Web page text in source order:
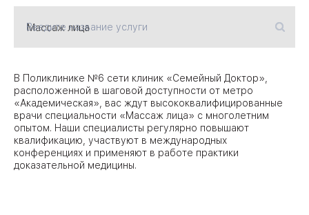
ЗАО
06
1 2
16
Теплый Стан Пражская
Академическая
Академика
Янгеля
Введите название услуги
В Поликлинике №6 сети клиник «Семейный Доктор»,
расположенной в шаговой доступности от метро
«Академическая», вас ждут высококвалифицированные
врачи специальности «Массаж лица» с многолетним
опытом. Наши специалисты регулярно повышают
квалификацию, участвуют в международных
конференциях и применяют в работе практики
доказательной медицины.